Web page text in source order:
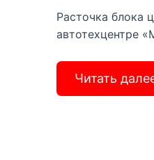
Расточка блока
автотехцентре
Читать